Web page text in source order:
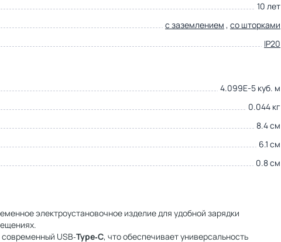
10 лет
с заземлением , со шторками
IP20
4.099E-5 куб. м
0.044 кг
8.4 см
6.1 см
0.8 см
электроустановочное изделие для удобной зарядки
современный USB‑Type‑C, что обеспечивает универсальность